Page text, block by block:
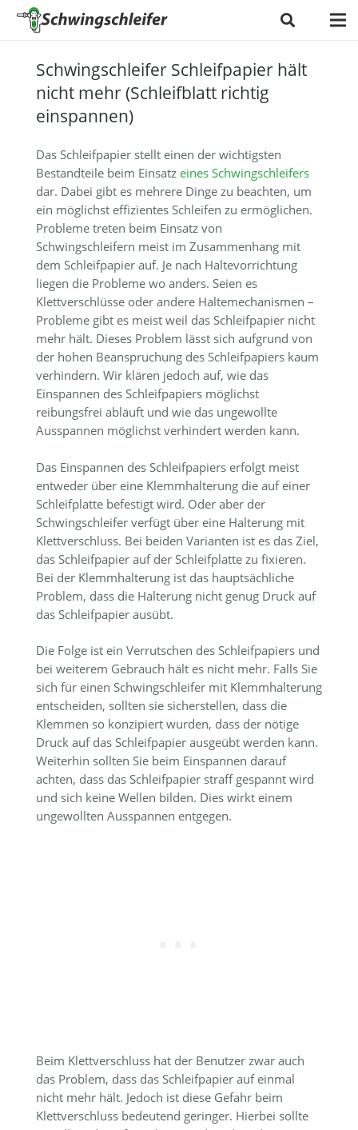
Schwingschleifer Schleifpapier hält
nicht mehr (Schleifblatt richtig
einspannen)
Das Schleifpapier stellt einen der wichtigsten
Bestandteile beim Einsatz eines Schwingschleifers
dar. Dabei gibt es mehrere Dinge zu beachten, um
ein möglichst effizientes Schleifen zu ermöglichen.
Probleme treten beim Einsatz von
Schwingschleifern meist im Zusammenhang mit
dem Schleifpapier auf. Je nach Haltevorrichtung
liegen die Probleme wo anders. Seien es
Klettverschlüsse oder andere Haltemechanismen –
Probleme gibt es meist weil das Schleifpapier nicht
mehr hält. Dieses Problem lässt sich aufgrund von
der hohen Beanspruchung des Schleifpapiers kaum
verhindern. Wir klären jedoch auf, wie das
Einspannen des Schleifpapiers möglichst
reibungsfrei abläuft und wie das ungewollte
Ausspannen möglichst verhindert werden kann.
Das Einspannen des Schleifpapiers erfolgt meist
entweder über eine Klemmhalterung die auf einer
Schleifplatte befestigt wird. Oder aber der
Schwingschleifer verfügt über eine Halterung mit
Klettverschluss. Bei beiden Varianten ist es das Ziel,
das Schleifpapier auf der Schleifplatte zu fixieren.
Bei der Klemmhalterung ist das hauptsächliche
Problem, dass die Halterung nicht genug Druck auf
das Schleifpapier ausübt.
Die Folge ist ein Verrutschen des Schleifpapiers und
bei weiterem Gebrauch hält es nicht mehr. Falls Sie
sich für einen Schwingschleifer mit Klemmhalterung
entscheiden, sollten sie sicherstellen, dass die
Klemmen so konzipiert wurden, dass der nötige
Druck auf das Schleifpapier ausgeübt werden kann.
Weiterhin sollten Sie beim Einspannen darauf
achten, dass das Schleifpapier straff gespannt wird
und sich keine Wellen bilden. Dies wirkt einem
ungewollten Ausspannen entgegen.
Beim Klettverschluss hat der Benutzer zwar auch
das Problem, dass das Schleifpapier auf einmal
nicht mehr hält. Jedoch ist diese Gefahr beim
Klettverschluss bedeutend geringer. Hierbei sollte